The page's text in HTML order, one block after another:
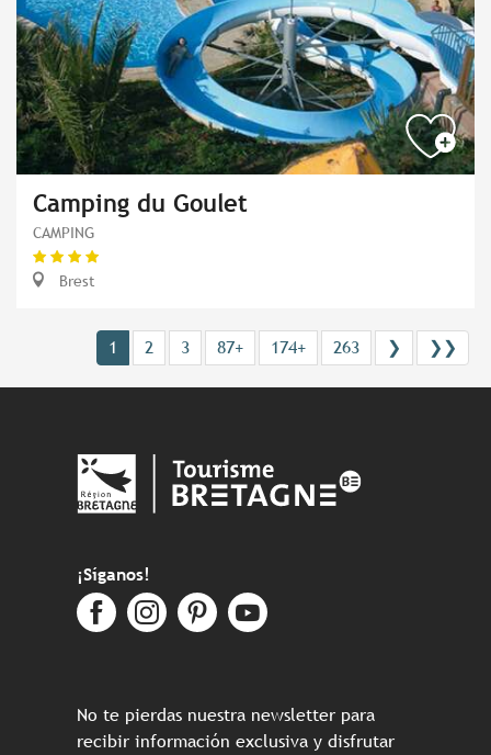
Camping du Goulet
CAMPING
Brest
1 2 3 87+ 174+ 263 ❯ ❯❯
¡Síganos!
No te pierdas nuestra newsletter para
recibir información exclusiva y disfrutar